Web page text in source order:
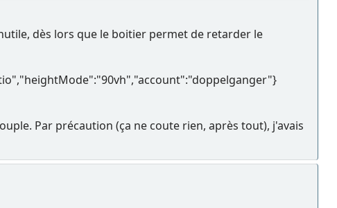
dès lors que le boitier permet de retarder le
Par précaution (ça ne coute rien, après tout), j'avais